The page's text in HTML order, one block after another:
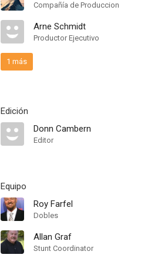
Compañía de Produccion
Arne Schmidt
Productor Ejecutivo
1 más
Edición
Donn Cambern
Editor
Equipo
Roy Farfel
Dobles
Allan Graf
Stunt Coordinator